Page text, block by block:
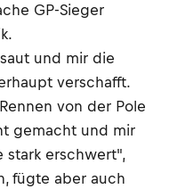
GP-Sieger
und mir die
verschafft.
von der Pole
gemacht und mir
erschwert",
fügte aber auch